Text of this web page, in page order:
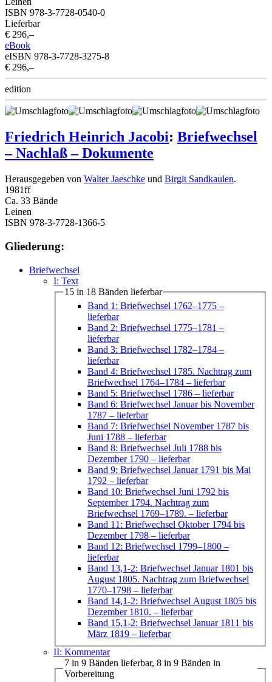
ISBN 978-3-7728-0540-0
Lieferbar
€ 296,–
eBook
eISBN 978-3-7728-3275-8
€ 296,–
edition
Friedrich Heinrich Jacobi: Briefwechsel
– Nachlaß – Dokumente
Herausgegeben von Walter Jaeschke und Birgit Sandkaulen.
1981ff
Ca. 33 Bände
Leinen
ISBN 978-3-7728-1366-5
Gliederung:
Briefwechsel
I: Text
15 in 18 Bänden lieferbar
Band 1: Briefwechsel 1762–1775 –
lieferbar
Band 2: Briefwechsel 1775–1781 –
lieferbar
Band 3: Briefwechsel 1782–1784 –
lieferbar
Band 4: Briefwechsel 1785. Nachtrag zum
Briefwechsel 1764–1784 – lieferbar
Band 5: Briefwechsel 1786 – lieferbar
Band 6: Briefwechsel Januar bis November
1787 – lieferbar
Band 7: Briefwechsel November 1787 bis
Juni 1788 – lieferbar
Band 8: Briefwechsel Juli 1788 bis
Dezember 1790 – lieferbar
Band 9: Briefwechsel Januar 1791 bis Mai
1792 – lieferbar
Band 10: Briefwechsel Juni 1792 bis
September 1794. Nachtrag zum
Briefwechsel 1769–1789. – lieferbar
Band 11: Briefwechsel Oktober 1794 bis
Dezember 1798 – lieferbar
Band 12: Briefwechsel 1799–1800 –
lieferbar
Band 13,1-2: Briefwechsel Januar 1801 bis
August 1805. Nachtrag zum Briefwechsel
1770–1798 – lieferbar
Band 14,1-2: Briefwechsel August 1805 bis
Dezember 1810. – lieferbar
Band 15,1-2: Briefwechsel Januar 1811 bis
März 1819 – lieferbar
II: Kommentar
7 in 9 Bänden lieferbar, 8 in 9 Bänden in
Vorbereitung